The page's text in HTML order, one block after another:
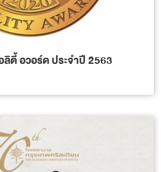
ตี้ อวอร์ด ประจำปี 2563